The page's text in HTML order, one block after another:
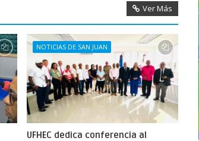
Ver Más
NOTICIAS DE SAN JUAN
UFHEC dedica conferencia al